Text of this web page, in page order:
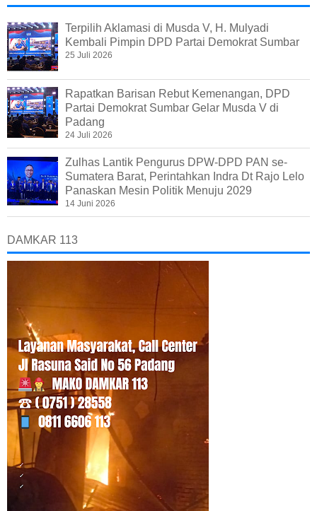
Terpilih Aklamasi di Musda V, H. Mulyadi
Kembali Pimpin DPD Partai Demokrat Sumbar
25 Juli 2026
Rapatkan Barisan Rebut Kemenangan, DPD
Partai Demokrat Sumbar Gelar Musda V di
Padang
24 Juli 2026
Zulhas Lantik Pengurus DPW-DPD PAN se-
Sumatera Barat, Perintahkan Indra Dt Rajo Lelo
Panaskan Mesin Politik Menuju 2029
14 Juni 2026
DAMKAR 113